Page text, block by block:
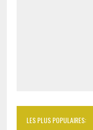
LES PLUS POPULAIRES: